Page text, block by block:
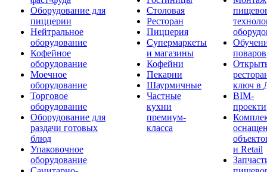
Оборудование для
пиццерии
Нейтральное
оборудование
Кофейное
оборудование
Моечное
оборудование
Торговое
оборудование
Оборудование для
раздачи готовых
блюд
Упаковочное
оборудование
Столовая
Ресторан
Пиццерия
Супермаркеты
и магазины
Кофейни
Пекарни
Шаурмичные
Частные
кухни
премиум-
класса
поваров
ключ в
BIM-
и Retail